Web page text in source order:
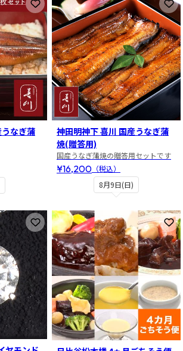
お気に入りに登録
なぎ蒲
8月9日(日)
お
神田明神下 喜川 国産うなぎ蒲
焼(贈答用)
国産うなぎ蒲焼の贈答用セットです
¥16,200 （税込）
お気に入りに登録 お